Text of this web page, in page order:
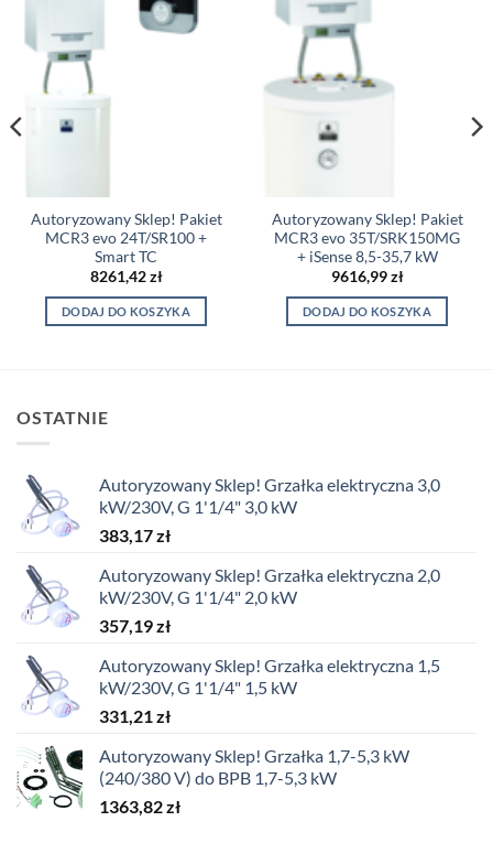
Autoryzowany Sklep! Pakiet
MCR3 evo 24T/SR100 +
Smart TC
8261,42zł
DODAJ DO KOSZYKA
Autoryzowany Sklep! Pakiet
MCR3 evo 35T/SRK150MG
+ iSense 8,5-35,7 kW
9616,99zł
DODAJ DO KOSZYKA
OSTATNIE
Autoryzowany Sklep! Grzałka elektryczna 3,0
kW/230V, G 1'1/4" 3,0 kW
383,17zł
Autoryzowany Sklep! Grzałka elektryczna 2,0
kW/230V, G 1'1/4" 2,0 kW
357,19zł
Autoryzowany Sklep! Grzałka elektryczna 1,5
kW/230V, G 1'1/4" 1,5 kW
331,21zł
Autoryzowany Sklep! Grzałka 1,7-5,3 kW
(240/380 V) do BPB 1,7-5,3 kW
1363,82zł